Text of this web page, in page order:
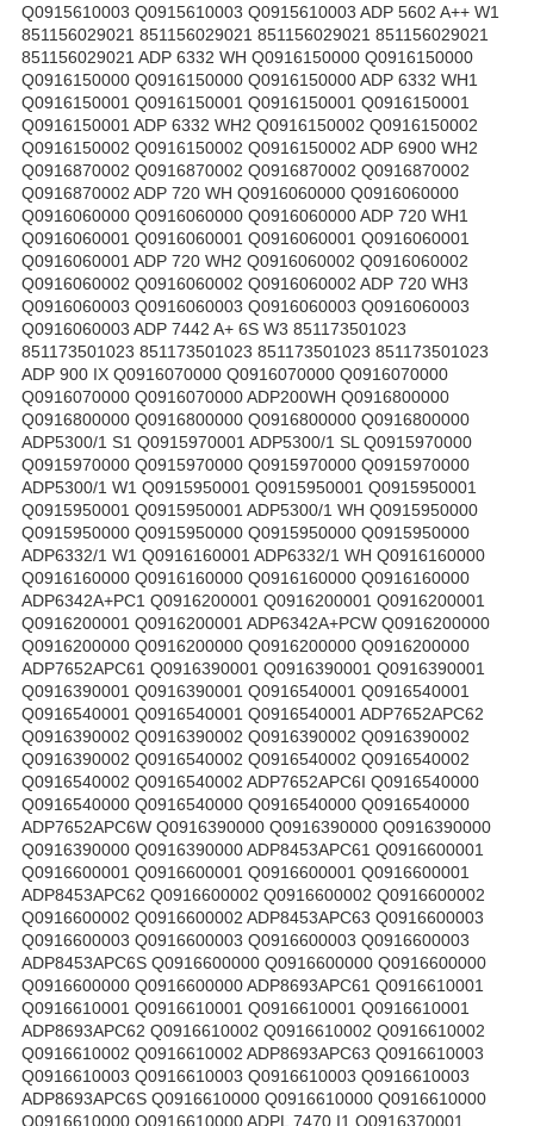
Q0915610003 Q0915610003 Q0915610003 ADP 5602 A++ W1
851156029021 851156029021 851156029021 851156029021
851156029021 ADP 6332 WH Q0916150000 Q0916150000
Q0916150000 Q0916150000 Q0916150000 ADP 6332 WH1
Q0916150001 Q0916150001 Q0916150001 Q0916150001
Q0916150001 ADP 6332 WH2 Q0916150002 Q0916150002
Q0916150002 Q0916150002 Q0916150002 ADP 6900 WH2
Q0916870002 Q0916870002 Q0916870002 Q0916870002
Q0916870002 ADP 720 WH Q0916060000 Q0916060000
Q0916060000 Q0916060000 Q0916060000 ADP 720 WH1
Q0916060001 Q0916060001 Q0916060001 Q0916060001
Q0916060001 ADP 720 WH2 Q0916060002 Q0916060002
Q0916060002 Q0916060002 Q0916060002 ADP 720 WH3
Q0916060003 Q0916060003 Q0916060003 Q0916060003
Q0916060003 ADP 7442 A+ 6S W3 851173501023
851173501023 851173501023 851173501023 851173501023
ADP 900 IX Q0916070000 Q0916070000 Q0916070000
Q0916070000 Q0916070000 ADP200WH Q0916800000
Q0916800000 Q0916800000 Q0916800000 Q0916800000
ADP5300/1 S1 Q0915970001 ADP5300/1 SL Q0915970000
Q0915970000 Q0915970000 Q0915970000 Q0915970000
ADP5300/1 W1 Q0915950001 Q0915950001 Q0915950001
Q0915950001 Q0915950001 ADP5300/1 WH Q0915950000
Q0915950000 Q0915950000 Q0915950000 Q0915950000
ADP6332/1 W1 Q0916160001 ADP6332/1 WH Q0916160000
Q0916160000 Q0916160000 Q0916160000 Q0916160000
ADP6342A+PC1 Q0916200001 Q0916200001 Q0916200001
Q0916200001 Q0916200001 ADP6342A+PCW Q0916200000
Q0916200000 Q0916200000 Q0916200000 Q0916200000
ADP7652APC61 Q0916390001 Q0916390001 Q0916390001
Q0916390001 Q0916390001 Q0916540001 Q0916540001
Q0916540001 Q0916540001 Q0916540001 ADP7652APC62
Q0916390002 Q0916390002 Q0916390002 Q0916390002
Q0916390002 Q0916540002 Q0916540002 Q0916540002
Q0916540002 Q0916540002 ADP7652APC6I Q0916540000
Q0916540000 Q0916540000 Q0916540000 Q0916540000
ADP7652APC6W Q0916390000 Q0916390000 Q0916390000
Q0916390000 Q0916390000 ADP8453APC61 Q0916600001
Q0916600001 Q0916600001 Q0916600001 Q0916600001
ADP8453APC62 Q0916600002 Q0916600002 Q0916600002
Q0916600002 Q0916600002 ADP8453APC63 Q0916600003
Q0916600003 Q0916600003 Q0916600003 Q0916600003
ADP8453APC6S Q0916600000 Q0916600000 Q0916600000
Q0916600000 Q0916600000 ADP8693APC61 Q0916610001
Q0916610001 Q0916610001 Q0916610001 Q0916610001
ADP8693APC62 Q0916610002 Q0916610002 Q0916610002
Q0916610002 Q0916610002 ADP8693APC63 Q0916610003
Q0916610003 Q0916610003 Q0916610003 Q0916610003
ADP8693APC6S Q0916610000 Q0916610000 Q0916610000
Q0916610000 Q0916610000 ADPL 7470 I1 Q0916370001